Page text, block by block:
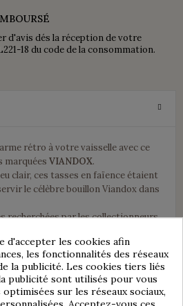
d'avis dés la réception de votre
18 du code de la consommation.
rétro à votre vaisselle avec ce
marquées VIANDOX.
clair, ces tasses en faïence étaient
le célèbre bouillon Viandox dans
recherchées par les collectionneurs
anciennes
avec inscription bleu Roi
d'accepter les cookies afin
les fonctionnalités des réseaux
la publicité. Les cookies tiers liés
publicité sont utilisés pour vous
sur les réseaux sociaux,
Acceptez-vous ces